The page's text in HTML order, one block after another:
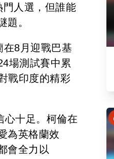
門人選，但誰能
題。
8月迎戰巴基
場測試賽中累
戰印度的精彩
心十足。柯倫在
為英格蘭效
會全力以